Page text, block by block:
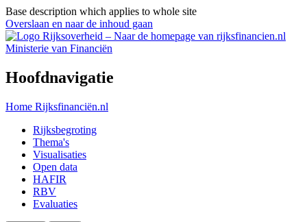
Base description which applies to whole site
Overslaan en naar de inhoud gaan
Ministerie van Financiën
Hoofdnavigatie
Home Rijksfinanciën.nl
Rijksbegroting
Thema's
Visualisaties
Open data
HAFIR
RBV
Evaluaties